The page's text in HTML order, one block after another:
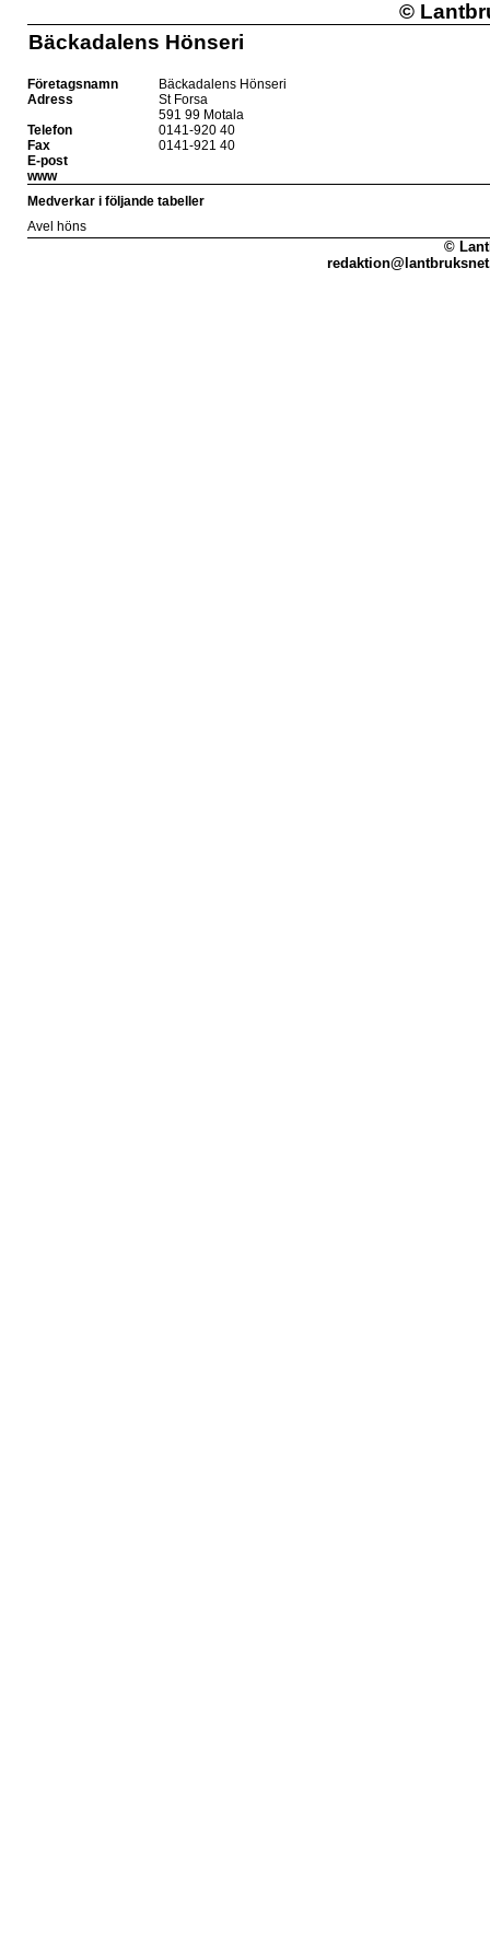
©
Bäckadalens Hönseri
Företagsnamn
Bäckadalens Hönseri
Adress
St Forsa
591 99 Motala
Telefon
0141-920 40
Fax
0141-921 40
E-post
www
Medverkar i följande tabeller
Avel höns
©